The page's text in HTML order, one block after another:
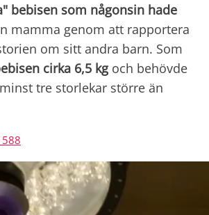
bebisen som någonsin hade
mamma genom att rapportera
om sitt andra barn. Som
cirka 6,5 kgoch behövde
tre storlekar större än